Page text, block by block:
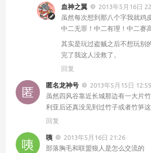
血神之翼
2013年5月16日
虽然每次想到那八个字我就鸡
中二无罪！中二有理！中二赛
其实是玩过盗贼之后不想玩
完了我这人没救了。
回复
匿名龙神号
2013年5月15日 12:59
虽然四风谷靠近长城那边有一大片
利亚后还真没见到过竹子或者竹笋这
回复
咦
2013年5月16日 21:26
部落胸毛和联盟狼人是怎么交流的